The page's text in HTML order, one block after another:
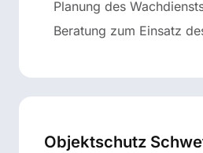
Planung des
Beratung zum Einsatz
Objektschutz